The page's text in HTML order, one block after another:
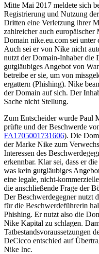
Mitte Mai 2017 meldete sich
Registrierung und Nutzung
Dritten eine Verletzung ihrer
zahlreicher auch
Domain nike.eu.com sei
Auch sei er von Nike nicht
nutzt der Domain-Inhaber die
gutgläubiges Angebot von
betreibe er sie, um von
ergattern (Phishing). Nike
der Domain auf sich. Der
Sache nicht Stellung.
Zum Entscheider wurde Paul
prüfte und der Beschwerde
FA1705001731606). Die
der Marke Nike zum
Interessen des
erkennbar. Klar sei, dass er
was kein gutgläubiges
eine legale, nicht-
die anschließende Frage der
Der Beschwerdegegner nutzt
für die Beschwerdeführerin
Phishing. Er nutzt also die
Nike Kapital zu schlagen.
Tatbestandsvoraussetzungen
DeCicco entschied auf
Nike Inc.